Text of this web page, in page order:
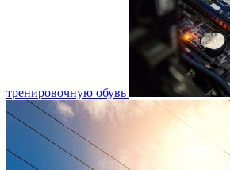
тренировочную обувь